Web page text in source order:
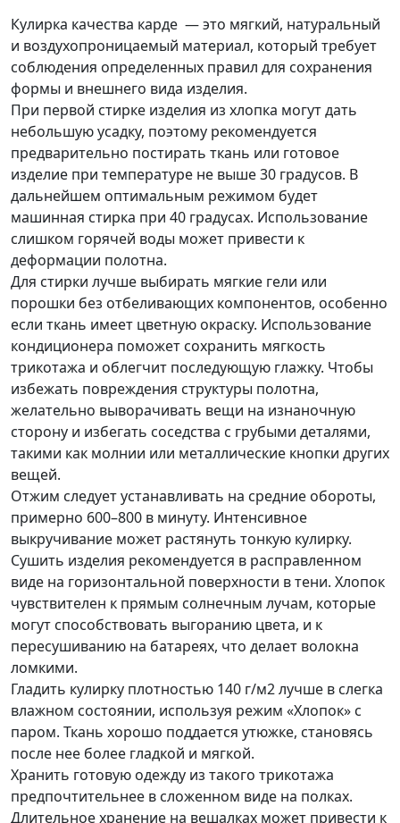
Кулирка качества карде — это мягкий, натуральный
и воздухопроницаемый материал, который требует
соблюдения определенных правил для сохранения
формы и внешнего вида изделия.
При первой стирке изделия из хлопка могут дать
небольшую усадку, поэтому рекомендуется
предварительно постирать ткань или готовое
изделие при температуре не выше 30 градусов. В
дальнейшем оптимальным режимом будет
машинная стирка при 40 градусах. Использование
слишком горячей воды может привести к
деформации полотна.
Для стирки лучше выбирать мягкие гели или
порошки без отбеливающих компонентов, особенно
если ткань имеет цветную окраску. Использование
кондиционера поможет сохранить мягкость
трикотажа и облегчит последующую глажку. Чтобы
избежать повреждения структуры полотна,
желательно выворачивать вещи на изнаночную
сторону и избегать соседства с грубыми деталями,
такими как молнии или металлические кнопки других
вещей.
Отжим следует устанавливать на средние обороты,
примерно 600–800 в минуту. Интенсивное
выкручивание может растянуть тонкую кулирку.
Сушить изделия рекомендуется в расправленном
виде на горизонтальной поверхности в тени. Хлопок
чувствителен к прямым солнечным лучам, которые
могут способствовать выгоранию цвета, и к
пересушиванию на батареях, что делает волокна
ломкими.
Гладить кулирку плотностью 140 г/м2 лучше в слегка
влажном состоянии, используя режим «Хлопок» с
паром. Ткань хорошо поддается утюжке, становясь
после нее более гладкой и мягкой.
Хранить готовую одежду из такого трикотажа
предпочтительнее в сложенном виде на полках.
Длительное хранение на вешалках может привести к